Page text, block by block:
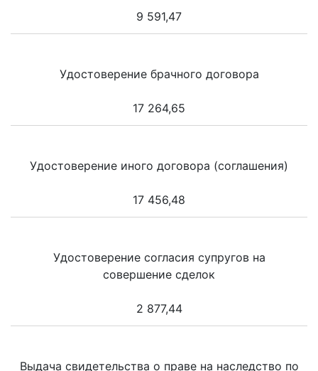
9 591,47
Удостоверение брачного договора
17 264,65
Удостоверение иного договора (соглашения)
17 456,48
Удостоверение согласия супругов на
совершение сделок
2 877,44
Выдача свидетельства о праве на наследство по